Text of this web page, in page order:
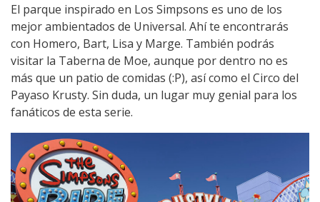
El parque inspirado en Los Simpsons es uno de los
mejor ambientados de Universal. Ahí te encontrarás
con Homero, Bart, Lisa y Marge. También podrás
visitar la Taberna de Moe, aunque por dentro no es
más que un patio de comidas (:P), así como el Circo del
Payaso Krusty. Sin duda, un lugar muy genial para los
fanáticos de esta serie.